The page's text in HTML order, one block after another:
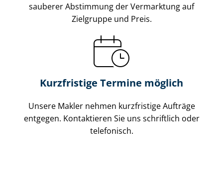
sauberer Abstimmung der Vermarktung auf
Zielgruppe und Preis.
Kurzfristige Termine möglich
Unsere Makler nehmen kurzfristige Aufträge
entgegen. Kontaktieren Sie uns schriftlich oder
telefonisch.